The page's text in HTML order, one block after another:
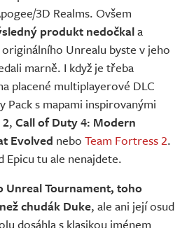
3D Realms. Ovšem
produkt nedočkala
Unrealu byste v jeho
marně. I když je třeba
placené multiplayerové DLC
Pack s mapami inspirovanými
, Call of Duty 4: Modern
Evolved nebo Team Fortress 2.
Epicu tu ale nenajdete.
Unreal Tournament, toho
chudák Duke, ale ani její osud
dosáhla s klasikou jménem